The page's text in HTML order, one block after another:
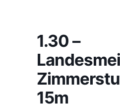
1.30 –
15m